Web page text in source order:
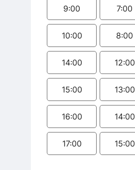
9:00
10:00
14:00
15:00
16:00
17:00
7:00
8:00
12:00
13:00
14:00
15:00